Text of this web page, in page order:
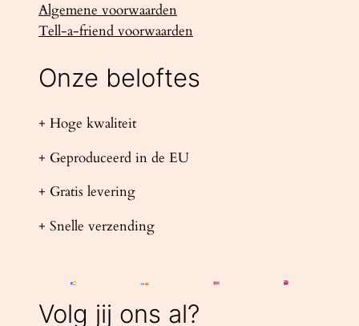
Algemene voorwaarden
Tell-a-friend voorwaarden
Onze beloftes
+ Hoge kwaliteit
+ Geproduceerd in de EU
+ Gratis levering
+ Snelle verzending
Volg jij ons al?